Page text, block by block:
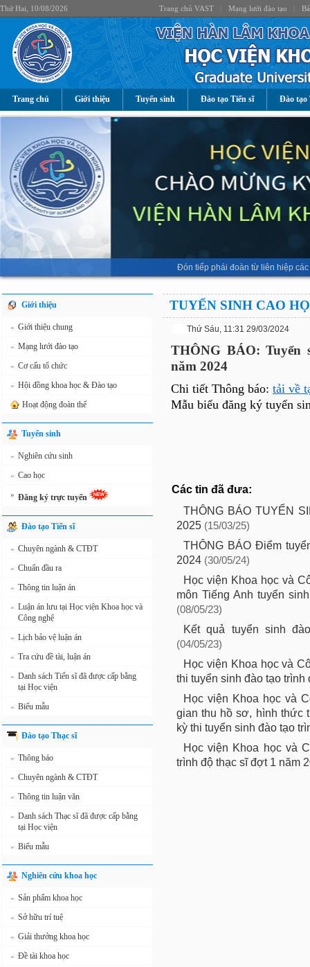
Thứ Hai, 10/08/2026 Trang chủ VAST Mạng lưới đào tạo
Trang chủ Giới thiệu Tuyển sinh Đào tạo Tiến sĩ Đào tạo
Đón tiếp phái đoàn từ liên hiệp
Giới thiệu
» Giới thiệu chung
» Mạng lưới đào tạo
» Cơ cấu tổ chức
» Hội đồng khoa học & Đào tạo
Hoạt động đoàn thể
Tuyển sinh
» Nghiên cứu sinh
» Cao học
» Đăng ký trực tuyến
Đào tạo Tiến sĩ
» Chuyên ngành & CTĐT
» Chuẩn đầu ra
» Thông tin luận án
» Luận án lưu tại Học viện Khoa học và
Công nghệ
» Lịch bảo vệ luận án
» Tra cứu đề tài, luận án
» Danh sách Tiến sĩ đã được cấp bằng
tại Học viện
» Biểu mẫu
Đào tạo Thạc sĩ
» Thông báo
» Chuyên ngành & CTĐT
» Thông tin luận văn
» Danh sách Thạc sĩ đã được cấp bằng
tại Học viện
» Biểu mẫu
Nghiên cứu khoa học
» Sản phẩm khoa học
» Sở hữu trí tuệ
» Giải thưởng khoa học
» Đề tài khoa học
TUYỂN SINH CAO
Thứ Sáu, 11:31 29/03/2024
THÔNG BÁO:
năm 2024
Chi tiết Thông báo: tải về
Mẫu biểu đăng ký tuyển
Các tin đã đưa:
THÔNG BÁO TUYỂN
2025 (15/03/25)
THÔNG BÁO Điểm
2024 (30/05/24)
Học viện Khoa học và
môn Tiếng Anh tuyển
(08/05/23)
Kết quả tuyển sinh
(04/05/23)
Học viện Khoa học và
thi tuyển sinh đào tạo
Học viện Khoa học và
gian thu hồ sơ, hình thức
kỳ thi tuyển sinh đào tạo
Học viện Khoa học và
trình độ thạc sĩ đợt 1 năm